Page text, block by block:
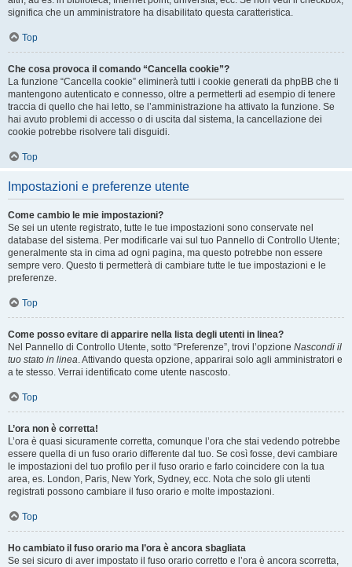
significa che un amministratore ha disabilitato questa caratteristica.
Top
Che cosa provoca il comando “Cancella cookie”?
La funzione “Cancella cookie” eliminerà tutti i cookie generati da phpBB che ti
mantengono autenticato e connesso, oltre a permetterti ad esempio di tenere
traccia di quello che hai letto, se l’amministrazione ha attivato la funzione. Se
hai avuto problemi di accesso o di uscita dal sistema, la cancellazione dei
cookie potrebbe risolvere tali disguidi.
Top
Impostazioni e preferenze utente
Come cambio le mie impostazioni?
Se sei un utente registrato, tutte le tue impostazioni sono conservate nel
database del sistema. Per modificarle vai sul tuo Pannello di Controllo Utente;
generalmente sta in cima ad ogni pagina, ma questo potrebbe non essere
sempre vero. Questo ti permetterà di cambiare tutte le tue impostazioni e le
preferenze.
Top
Come posso evitare di apparire nella lista degli utenti in linea?
Nel Pannello di Controllo Utente, sotto “Preferenze”, trovi l’opzione Nascondi il
tuo stato in linea. Attivando questa opzione, apparirai solo agli amministratori e
a te stesso. Verrai identificato come utente nascosto.
Top
L’ora non è corretta!
L’ora è quasi sicuramente corretta, comunque l’ora che stai vedendo potrebbe
essere quella di un fuso orario differente dal tuo. Se così fosse, devi cambiare
le impostazioni del tuo profilo per il fuso orario e farlo coincidere con la tua
area, es. London, Paris, New York, Sydney, ecc. Nota che solo gli utenti
registrati possono cambiare il fuso orario e molte impostazioni.
Top
Ho cambiato il fuso orario ma l’ora è ancora sbagliata
Se sei sicuro di aver impostato il fuso orario corretto e l’ora è ancora scorretta,